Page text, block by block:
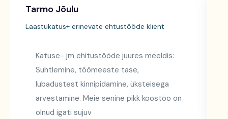
Tarmo Jõulu
Laastukatus+ erinevate ehtustööde klient
Katuse- jm ehitustööde juures meeldis:
Suhtlemine, töömeeste tase,
lubadustest kinnipidamine, üksteisega
arvestamine. Meie senine pikk koostöö on
olnud igati sujuv